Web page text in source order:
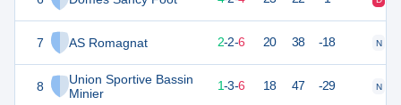
7 AS Romagnat
8
Union Sportive Bassin
Minier
2-2-6 20 38 -18 N
6 10 1-3-6 18 47 -29 N